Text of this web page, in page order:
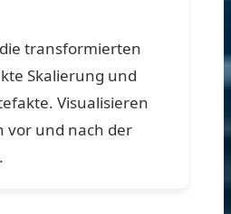
transformierten
Skalierung und
Visualisieren
vor und nach der